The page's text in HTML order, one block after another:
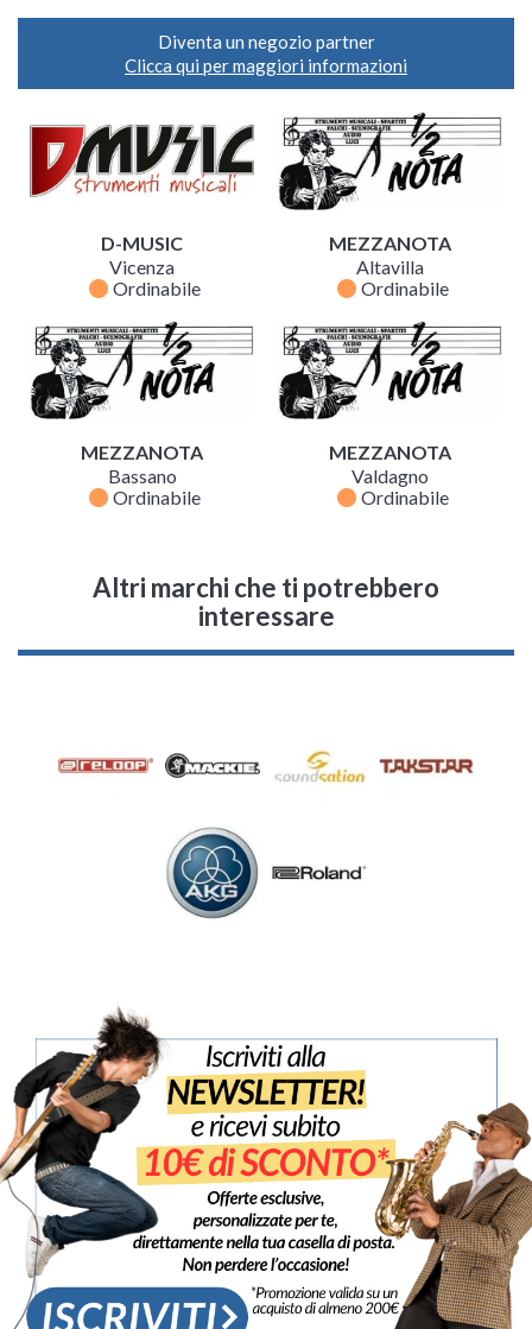
Diventa un negozio partner
Clicca qui per maggiori informazioni
D-MUSIC
Vicenza
fiber_manual_record Ordinabile
MEZZANOTA
Altavilla
fiber_manual_record Ordinabile
MEZZANOTA
Bassano
fiber_manual_record Ordinabile
MEZZANOTA
Valdagno
fiber_manual_record Ordinabile
Altri marchi che ti potrebbero
interessare